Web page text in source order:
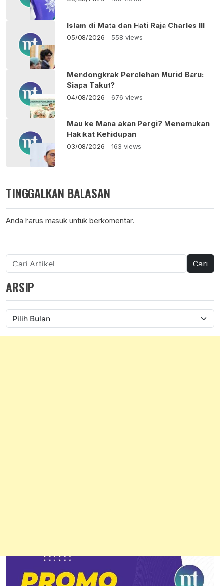
Islam di Mata dan Hati Raja Charles III
05/08/2026 - 558 views
Mendongkrak Perolehan Murid Baru:
Siapa Takut?
04/08/2026 - 676 views
Mau ke Mana akan Pergi? Menemukan
Hakikat Kehidupan
03/08/2026 - 163 views
TINGGALKAN BALASAN
Anda harus masuk untuk berkomentar.
Cari
untuk:
ARSIP
Arsip